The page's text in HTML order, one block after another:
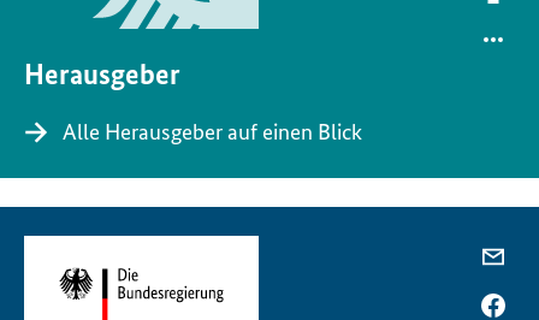
Herausgeber
Alle Herausgeber auf einen Blick